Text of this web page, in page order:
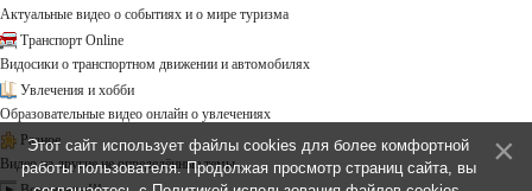
Актуальные видео о событиях и о мире туризма
Транспорт Online
Видосики о транспортном движении и автомобилях
Увлечения и хобби
Образовательные видео онлайн о увлечениях
Разное
Видео на другие не определённые темы ...
Этот сайт использует файлы cookies для более комфортной
работы пользователя. Продолжая просмотр страниц сайта, вы